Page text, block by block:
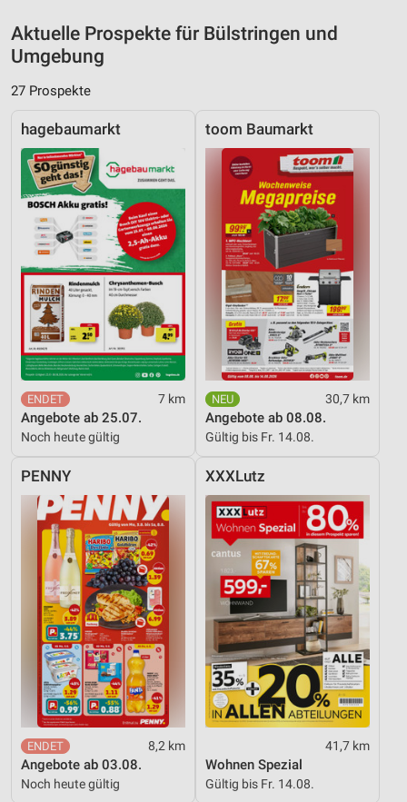
Aktuelle Prospekte für Bülstringen und
Umgebung
27 Prospekte
hagebaumarkt
7 km
Angebote ab 25.07.
Noch heute gültig
toom Baumarkt
30,7 km
Angebote ab 08.08.
Gültig bis Fr. 14.08.
PENNY
8,2 km
Angebote ab 03.08.
Noch heute gültig
XXXLutz
41,7 km
Wohnen Spezial
Gültig bis Fr. 14.08.